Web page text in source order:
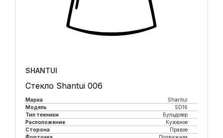
SHANTUI
Стекло Shantui 006
Марка
Shantui
Модель
SD16
Тип техники
Бульдозер
Расположение
Кузовное
Сторона
Правое